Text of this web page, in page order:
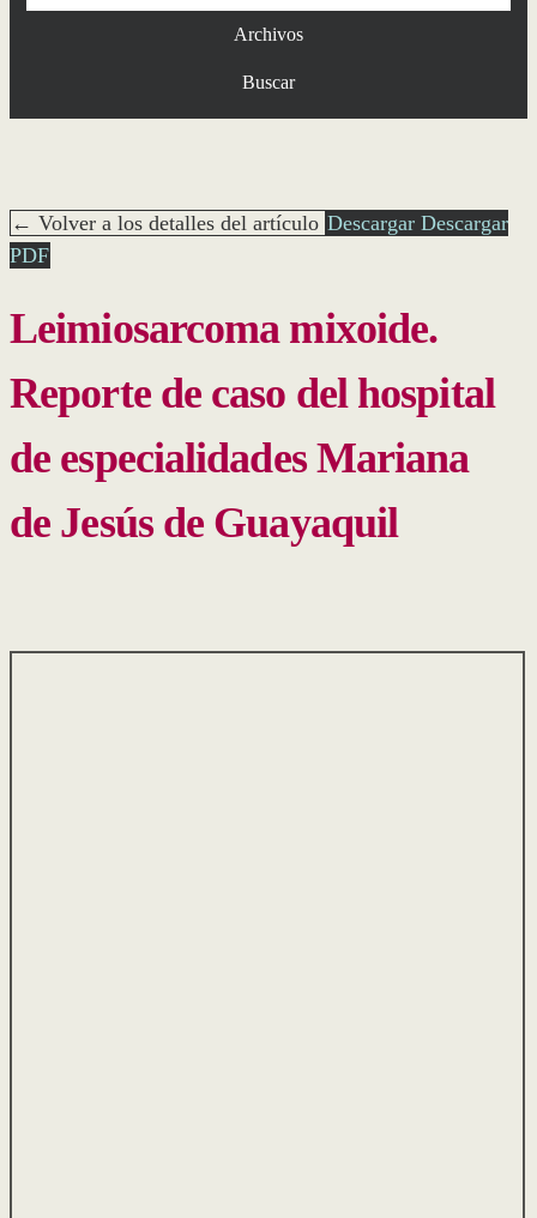
Archivos
Buscar
← Volver a los detalles del artículo Descargar Descargar
PDF
Leimiosarcoma mixoide.
Reporte de caso del hospital
de especialidades Mariana
de Jesús de Guayaquil